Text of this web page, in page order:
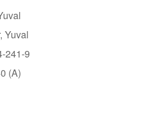
Yuval
241-9
(A)